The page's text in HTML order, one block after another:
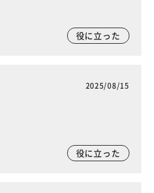
役に立った
2025/08/15
役に立った